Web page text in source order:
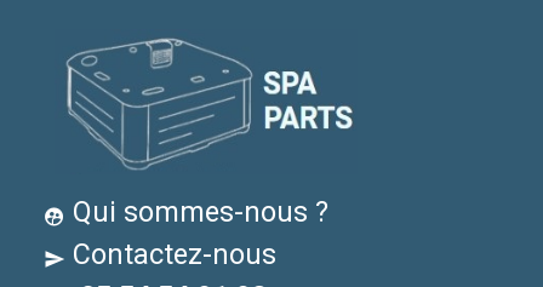
Qui sommes-nous ?
Contactez-nous